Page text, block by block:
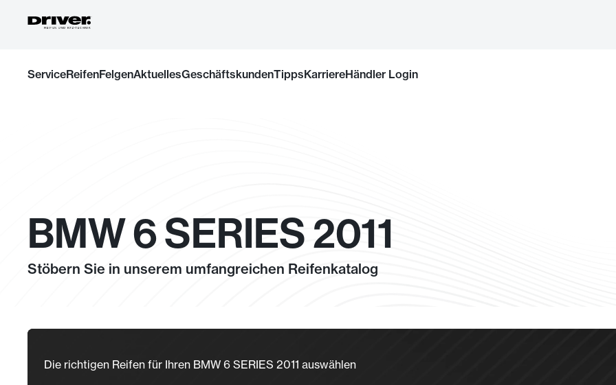
InhaltServiceReifenFelgenAktuellesGeschäftskundenTippsKarriereHändler Login
BMW 6 SERIES 2011
Stöbern Sie in unserem umfangreichen Reifenkatalog
Die richtigen Reifen für Ihren BMW 6 SERIES 2011 auswählen